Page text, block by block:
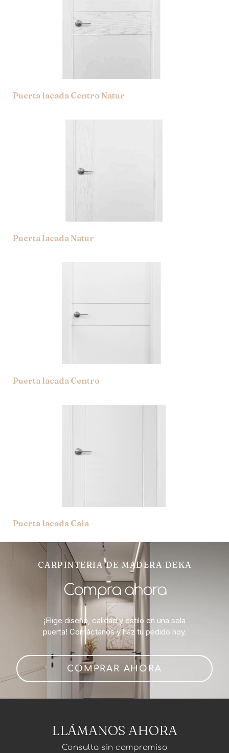
Puerta lacada Centro Natur
Puerta lacada Natur
Puerta lacada Centro
Puerta lacada Cala
CARPINTERIA DE MADERA DEKA
Compra ahora
¡Elige diseño, calidad y estilo en una sola
puerta! Contáctanos y haz tu pedido hoy.
COMPRAR AHORA
LLÁMANOS AHORA
Consulta sin compromiso